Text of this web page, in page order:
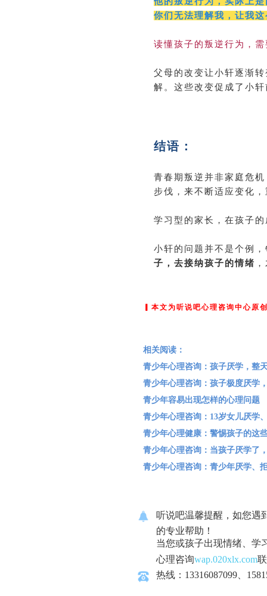
你们无法理解我，让我
读懂孩子的叛逆行为，
父母的改变让小轩逐渐
解。这些改变促成了小
结语：
青春期叛逆并非家庭危
步伐，来不断适应变化
学习型的家长，在孩子
小轩的问题并不是个例，
子，去接纳孩子的情绪
▎本文为听说吧心理咨询中心原
相关阅读：
青少年心理咨询：孩子厌学，整
青少年心理咨询：孩子极度厌学
青少年容易出现怎样的心理问题
青少年心理咨询：13岁女儿厌学
青少年心理健康：警惕孩子的这
青少年心理咨询：当孩子厌学了
青少年心理咨询：青少年厌学、
听说吧温馨提醒，如您遇
的专业帮助！
当您或孩子出现情绪、学
心理咨询wap.020xlx.com
热线：13316087099、